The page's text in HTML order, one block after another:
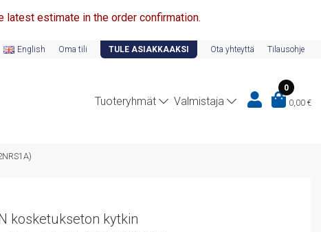
latest estimate in the order confirmation.
English Oma tili TULE ASIAKKAAKSI Ota yhteyttä Tilausohje
Tuoteryhmät Valmistaja
0
0,00 €
kosketukseton kytkin